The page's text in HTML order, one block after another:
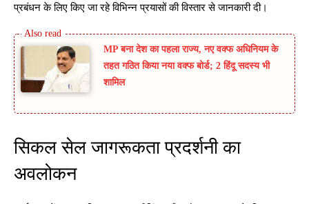
प्रबंधन के लिए किए जा रहे विभिन्न प्रयासों की विस्तार से जानकारी दी।
MP बना देश का पहला राज्य, नए वक्फ अधिनियम के
तहत गठित किया नया वक्फ बोर्ड; 2 हिंदू सदस्य भी
शामिल
सिकल सेल जागरूकता प्रदर्शनी का
अवलोकन